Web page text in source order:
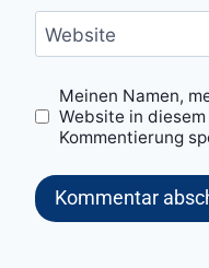
Website
Meinen Namen,
Website in
Kommentierung